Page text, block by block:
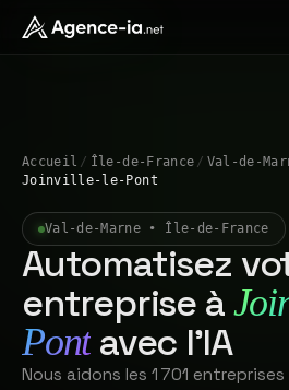
Accueil / Île-de-France / Val-de-
Joinville-le-Pont
Val-de-Marne • Île-de-France
Automatisez
entreprise à
Pont avec l'IA
Nous aidons les 1 701